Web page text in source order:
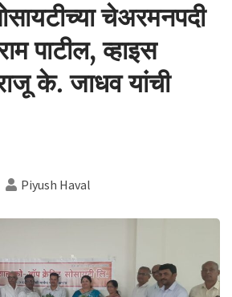
चेअरमनपदी
पाटील, व्हाइस
के. जाधव यांची
Piyush Haval